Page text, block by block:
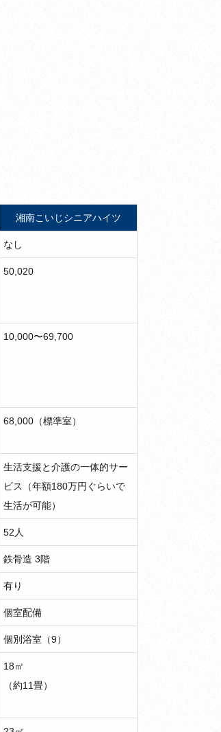
湘南こいじシニアハイツ
なし
50,020
10,000〜69,700
68,000（標準室）
生活支援と介護の一体的サー
ビス（年額180万円ぐらいで
生活が可能）
52人
鉄骨造 3階
有り
個室配備
個別浴室（9）
18㎡
（約11畳）